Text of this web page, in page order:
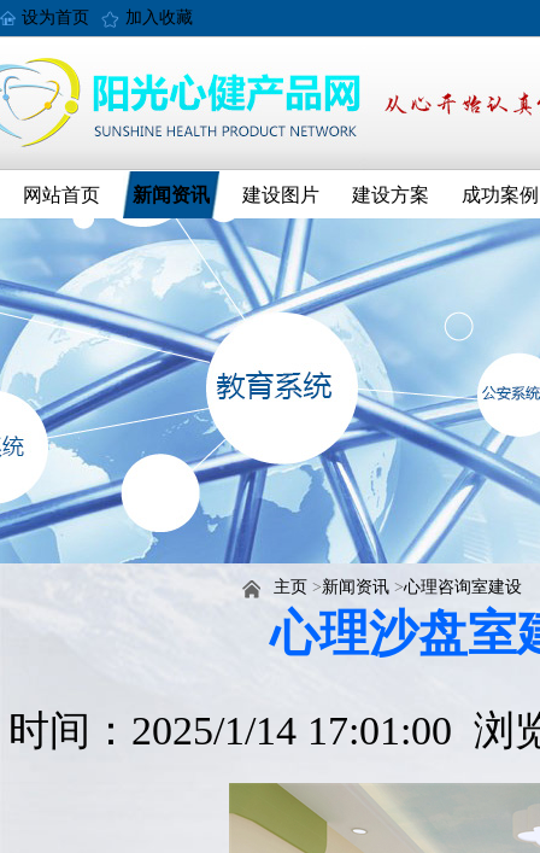
设为首页 加入收藏
网站首页 新闻资讯 建设图片 建设方案 成功案例
主页 >新闻资讯 >心理咨询室建设
心理沙盘室
时间：2025/1/14 17:01:00